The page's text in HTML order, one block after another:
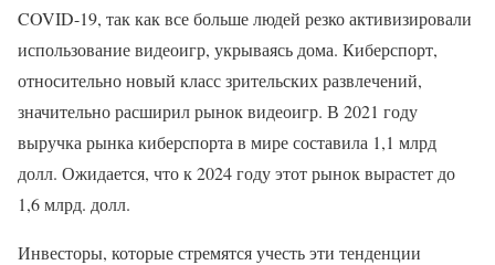
COVID-19, так как все больше людей резко активизировали
использование видеоигр, укрываясь дома. Киберспорт,
относительно новый класс зрительских развлечений,
значительно расширил рынок видеоигр. В 2021 году
выручка рынка киберспорта в мире составила 1,1 млрд
долл. Ожидается, что к 2024 году этот рынок вырастет до
1,6 млрд. долл.
Инвесторы, которые стремятся учесть эти тенденции